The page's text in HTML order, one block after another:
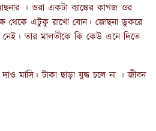
। ওরা একটা ব্যাঙ্কের কাগজ ওর
থেকে এটুকু রাখো বোন। জোছনা ডুকরে
তার মালতীকে কি কেউ এনে দিতে
মাসি। টাকা ছাড়া যুদ্ধ চলে না । জীবন